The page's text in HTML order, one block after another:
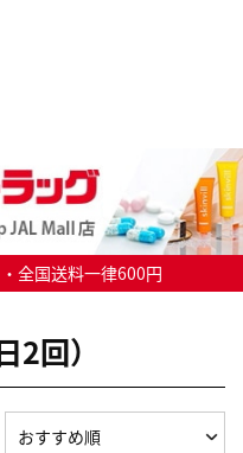
全国送料一律600円
2回）